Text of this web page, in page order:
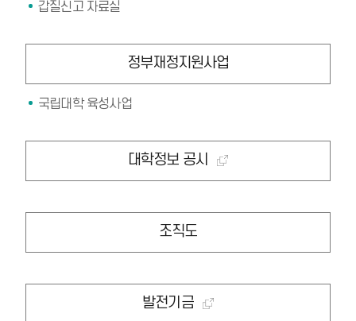
갑질신고 자료실
정부재정지원사업
국립대학 육성사업
대학정보 공시
조직도
발전기금